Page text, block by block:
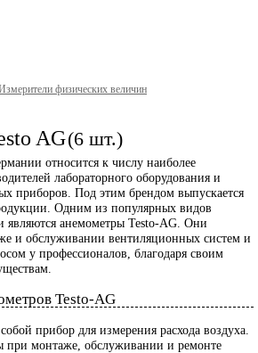
физических величин
AG(6 шт.)
относится к числу наиболее
лабораторного оборудования и
приборов. Под этим брендом выпускается
Одним из популярных видов
являются анемометры Testo-AG. Они
и обслуживании вентиляционных систем и
у профессионалов, благодаря своим
Testo-AG
прибор для измерения расхода воздуха.
при монтаже, обслуживании и ремонте